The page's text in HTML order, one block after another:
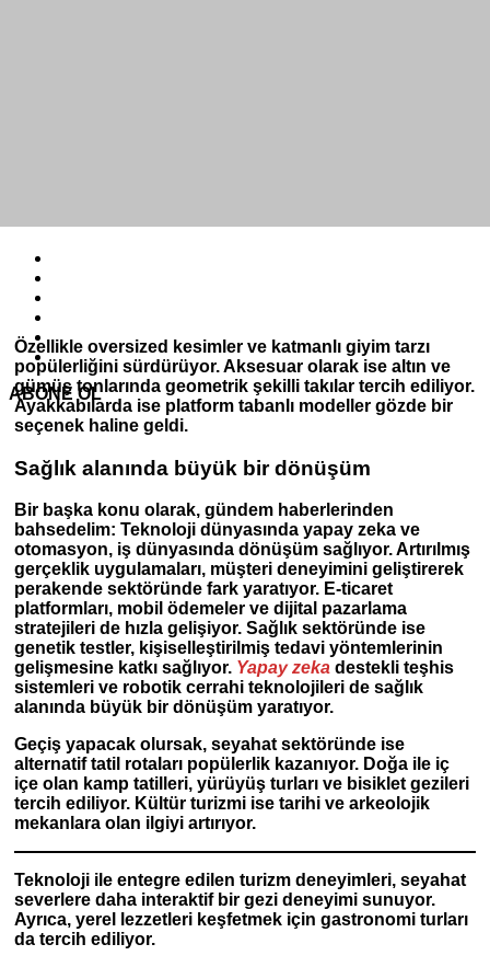
ABONE OL
Özellikle oversized kesimler ve katmanlı giyim tarzı
popülerliğini sürdürüyor. Aksesuar olarak ise altın ve
gümüş tonlarında geometrik şekilli takılar tercih ediliyor.
Ayakkabılarda ise platform tabanlı modeller gözde bir
seçenek haline geldi.
Sağlık alanında büyük bir dönüşüm
Bir başka konu olarak, gündem haberlerinden
bahsedelim: Teknoloji dünyasında yapay zeka ve
otomasyon, iş dünyasında dönüşüm sağlıyor. Artırılmış
gerçeklik uygulamaları, müşteri deneyimini geliştirerek
perakende sektöründe fark yaratıyor. E-ticaret
platformları, mobil ödemeler ve dijital pazarlama
stratejileri de hızla gelişiyor. Sağlık sektöründe ise
genetik testler, kişiselleştirilmiş tedavi yöntemlerinin
gelişmesine katkı sağlıyor. Yapay zeka destekli teşhis
sistemleri ve robotik cerrahi teknolojileri de sağlık
alanında büyük bir dönüşüm yaratıyor.
Geçiş yapacak olursak, seyahat sektöründe ise
alternatif tatil rotaları popülerlik kazanıyor. Doğa ile iç
içe olan kamp tatilleri, yürüyüş turları ve bisiklet gezileri
tercih ediliyor. Kültür turizmi ise tarihi ve arkeolojik
mekanlara olan ilgiyi artırıyor.
Teknoloji ile entegre edilen turizm deneyimleri, seyahat
severlere daha interaktif bir gezi deneyimi sunuyor.
Ayrıca, yerel lezzetleri keşfetmek için gastronomi turları
da tercih ediliyor.